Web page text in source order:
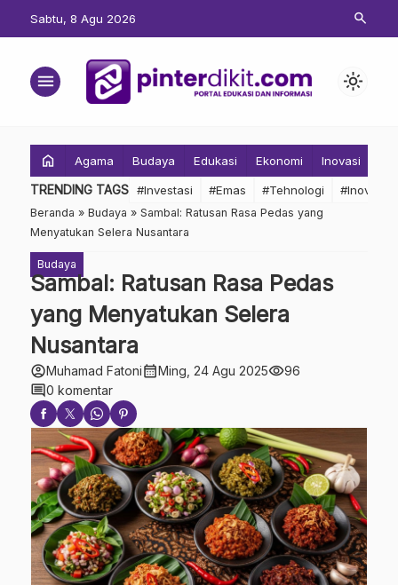
Sabtu, 8 Agu 2026 search
menu light_mode
home Agama Budaya Edukasi Ekonomi Inovasi
TRENDING TAGS #Investasi #Emas #Tehnologi #Inovasi
Beranda » Budaya » Sambal: Ratusan Rasa Pedas yang
Menyatukan Selera Nusantara
Budaya
Sambal: Ratusan Rasa Pedas
yang Menyatukan Selera
Nusantara
account_circleMuhamad Fatonicalendar_monthMing, 24 Agu 2025visibility96
comment0 komentar